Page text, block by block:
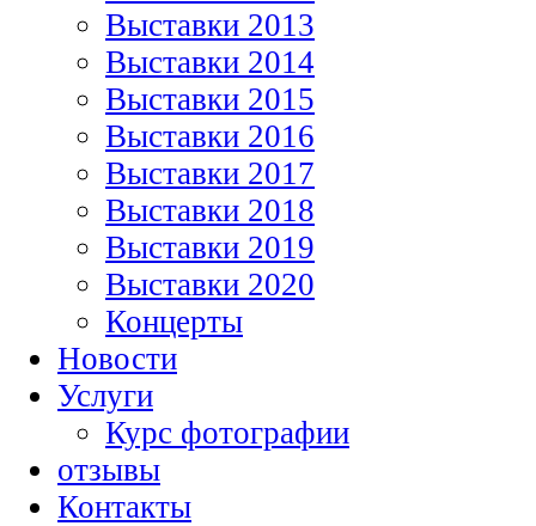
Выставки 2013
Выставки 2014
Выставки 2015
Выставки 2016
Выставки 2017
Выставки 2018
Выставки 2019
Выставки 2020
Концерты
Новости
Услуги
Курс фотографии
отзывы
Контакты